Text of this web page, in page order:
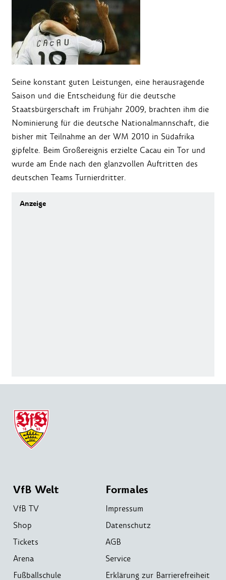
Seine konstant guten Leistungen, eine herausragende
Saison und die Entscheidung für die deutsche
Staatsbürgerschaft im Frühjahr 2009, brachten ihm die
Nominierung für die deutsche Nationalmannschaft, die
bisher mit Teilnahme an der WM 2010 in Südafrika
gipfelte. Beim Großereignis erzielte Cacau ein Tor und
wurde am Ende nach den glanzvollen Auftritten des
deutschen Teams Turnierdritter.
VfB Welt
VfB TV
Shop
Tickets
Arena
Fußballschule
Formales
Impressum
Datenschutz
AGB
Service
Erklärung zur Barrierefreiheit